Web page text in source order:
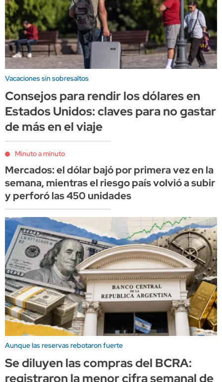
Vacaciones sin sobresaltos
Consejos para rendir los dólares en
Estados Unidos: claves para no gastar
de más en el viaje
Minuto a minuto
Mercados: el dólar bajó por primera vez en la
semana, mientras el riesgo país volvió a subir
y perforó las 450 unidades
Aunque las reservas rebotaron fuerte
Se diluyen las compras del BCRA:
registraron la menor cifra semanal de